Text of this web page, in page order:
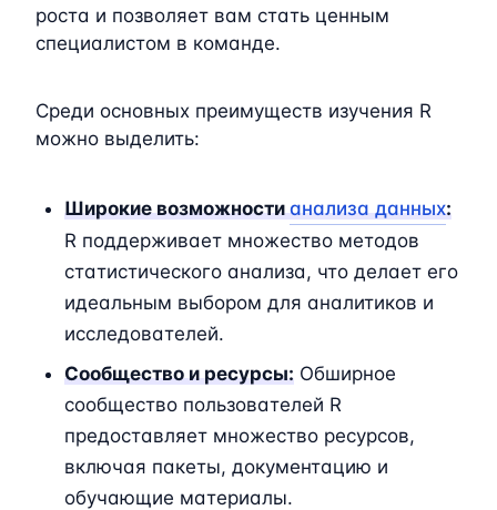
роста и позволяет вам стать ценным
специалистом в команде.
Среди основных преимуществ изучения R
можно выделить:
Широкие возможностианализа данных:
R поддерживает множество методов
статистического анализа, что делает его
идеальным выбором для аналитиков и
исследователей.
Сообщество и ресурсы: Обширное
сообщество пользователей R
предоставляет множество ресурсов,
включая пакеты, документацию и
обучающие материалы.